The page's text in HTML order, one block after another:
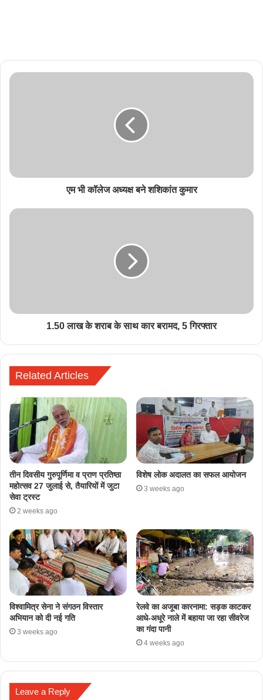
एम भी कॉलेज अध्यक्ष बने शशिकांत कुमार
1.50 लाख के शराब के साथ कार बरामद, 5 गिरफ्तार
Related Articles
तीन दिवसीय गुरुपूर्णिमा व प्राण प्रतिष्ठा
महोत्सव 27 जुलाई से, तैयारियों में जुटा
सेवा ट्रस्ट
2 weeks ago
विशेष लोक अदालत का सफल आयोजन
3 weeks ago
​विश्वामित्र सेना ने संगठन विस्तार
अभियान को दी नई गति
3 weeks ago
रेलवे का अजूबा कारनामा: सड़क काटकर
आधे-अधूरे नाले में बहाया जा रहा सीवरेज
का गंदा पानी
4 weeks ago
Leave a Reply